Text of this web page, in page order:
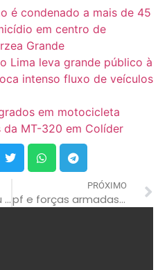
é condenado a mais de 45
em centro de
Grande
Lima leva grande público à
intenso fluxo de veículos
em motocicleta
da MT-320 em Colíder
sobrinho que matou e arrancou coração da tia em mt tem transtorno bipolar
PRÓXIMO
pf e forças armadas fazem operação contra garimpo ilegal no rio madeira;